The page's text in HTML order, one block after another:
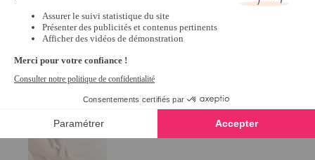
Derniers articles consultés